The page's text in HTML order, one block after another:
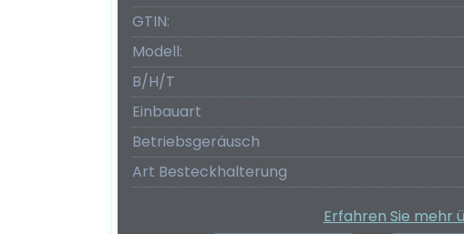
GTIN:
Modell:
B/H/T
Einbauart
Betriebsgeräusch
Art Besteckhalterung
Erfahren Sie mehr